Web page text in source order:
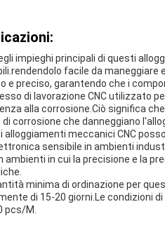
impieghi principali di questi
facile da maneggiare
e preciso, garantendo che i
di lavorazione CNC utilizzato
alla corrosione.Ciò significa
corrosione che danneggiano
alloggiamenti meccanici CNC
sensibile in ambienti
ambienti in cui la precisione e la
minima di ordinazione per
di 15-20 giorni.Le condizioni
pcs/M.